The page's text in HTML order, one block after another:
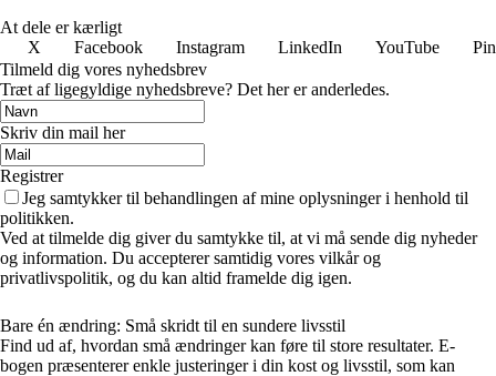
At dele er kærligt
X
Facebook Instagram LinkedIn YouTube
Tilmeld dig vores nyhedsbrev
Træt af ligegyldige nyhedsbreve? Det her er anderledes.
Skriv din mail her
Registrer
Jeg samtykker til behandlingen af mine oplysninger i henhold til
politikken.
Ved at tilmelde dig giver du samtykke til, at vi må sende dig nyheder
og information. Du accepterer samtidig vores vilkår og
privatlivspolitik, og du kan altid framelde dig igen.
Bare én ændring: Små skridt til en sundere livsstil
Find ud af, hvordan små ændringer kan føre til store resultater. E-
bogen præsenterer enkle justeringer i din kost og livsstil, som kan